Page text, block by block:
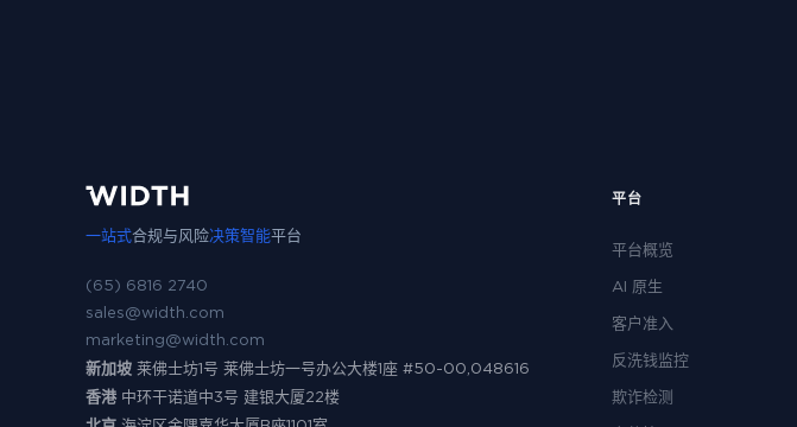
一站式合规与风险决策智能平台
(65) 6816 2740
sales@width.com
marketing@width.com
新加坡 莱佛士坊1号 莱佛士坊一号办公大楼1座 #50-00,048616
香港 中环干诺道中3号 建银大厦22楼
平台
平台概览
AI 原生
客户准入
反洗钱监控
欺诈检测